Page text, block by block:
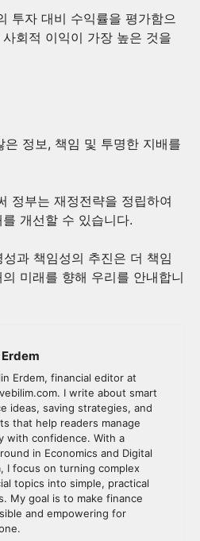
투자 대비 수익률을 평가함으
회적 이익이 가장 높은 것을
은 정보, 책임 및 투명한 지배를
정부는 재정전략을 정립하여
개선할 수 있습니다.
과 책임성의 추진은 더 책임
미래를 향해 우리를 안내합니
Erdem, financial editor at
I write about smart
ideas, saving strategies, and
that help readers manage
with confidence. With a
in Economics and Digital
I focus on turning complex
topics into simple, practical
My goal is to make finance
and empowering for